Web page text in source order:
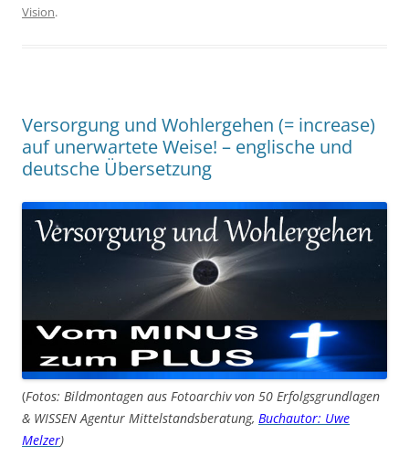
Vision.
Versorgung und Wohlergehen (= increase)
auf unerwartete Weise! – englische und
deutsche Übersetzung
(Fotos: Bildmontagen aus Fotoarchiv von 50 Erfolgsgrundlagen
& WISSEN Agentur Mittelstandsberatung, Buchautor: Uwe
Melzer)